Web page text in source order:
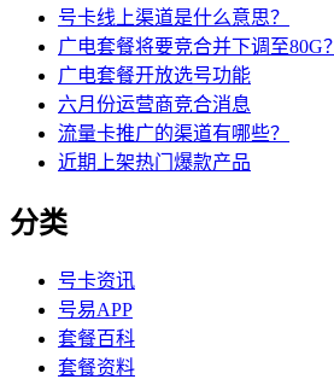
号卡线上渠道是什么意思？
广电套餐将要竞合并下调至80G？
广电套餐开放选号功能
六月份运营商竞合消息
流量卡推广的渠道有哪些？
近期上架热门爆款产品
分类
号卡资讯
号易APP
套餐百科
套餐资料